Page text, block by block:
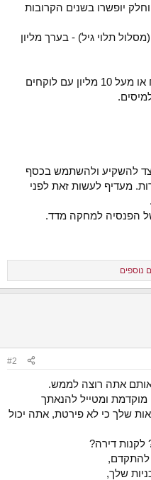
יופשרו בשנים הקרובות
תלוי גיל) - בערך מליון
לכן סה"כ שווי התיק מעל 9 מליון ש"ח או מעל 10 מליון עם לוקחים
להשקיע ולהשתמש בכסף
מעדיף לעשות זאת לפני
הפנסיה למחקה מדד.
#2
אותם אתה רוצה לממש.
מוקדמת ומטייל להנאתך
שלך כי לא פירטת, אתה יכול
דירה?
להתקדם,
שלך,